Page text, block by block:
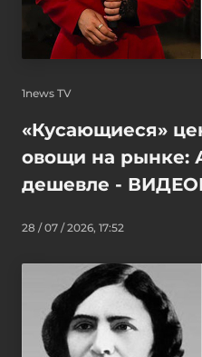
1news TV
«Кусающиеся»
овощи на рынке:
дешевле -
28 / 07 / 2026, 17:52